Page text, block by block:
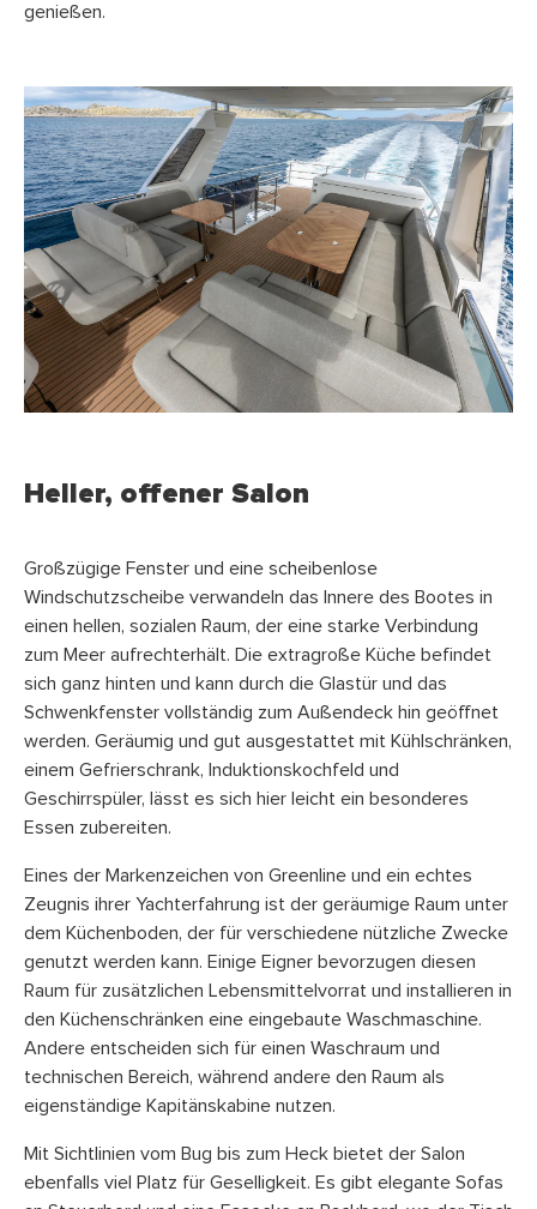
genießen.
Heller, offener Salon
Großzügige Fenster und eine scheibenlose
Windschutzscheibe verwandeln das Innere des Bootes in
einen hellen, sozialen Raum, der eine starke Verbindung
zum Meer aufrechterhält. Die extragroße Küche befindet
sich ganz hinten und kann durch die Glastür und das
Schwenkfenster vollständig zum Außendeck hin geöffnet
werden. Geräumig und gut ausgestattet mit Kühlschränken,
einem Gefrierschrank, Induktionskochfeld und
Geschirrspüler, lässt es sich hier leicht ein besonderes
Essen zubereiten.
Eines der Markenzeichen von Greenline und ein echtes
Zeugnis ihrer Yachterfahrung ist der geräumige Raum unter
dem Küchenboden, der für verschiedene nützliche Zwecke
genutzt werden kann. Einige Eigner bevorzugen diesen
Raum für zusätzlichen Lebensmittelvorrat und installieren in
den Küchenschränken eine eingebaute Waschmaschine.
Andere entscheiden sich für einen Waschraum und
technischen Bereich, während andere den Raum als
eigenständige Kapitänskabine nutzen.
Mit Sichtlinien vom Bug bis zum Heck bietet der Salon
ebenfalls viel Platz für Geselligkeit. Es gibt elegante Sofas